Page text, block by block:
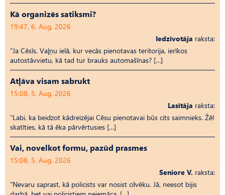
Kā organizēs satiksmi?
19:47, 6. Aug, 2026
Iedzīvotāja raksta:
“Ja Cēsīs, Vaļņu ielā, kur vecās pienotavas teritorija, ierīkos
autostāvvietu, kā tad tur brauks automašīnas? […]
Atļāva visam sabrukt
15:08, 5. Aug, 2026
Lasītāja raksta:
“Labi, ka beidzot kādreizējai Cēsu pienotavai būs cits saimnieks. Žēl
skatīties, kā tā ēka pārvērtusies […]
Vai, novelkot formu, pazūd prasmes
15:08, 5. Aug, 2026
Seniore V. raksta:
“Nevaru saprast, kā policists var nosist cilvēku. Jā, neesot bijis